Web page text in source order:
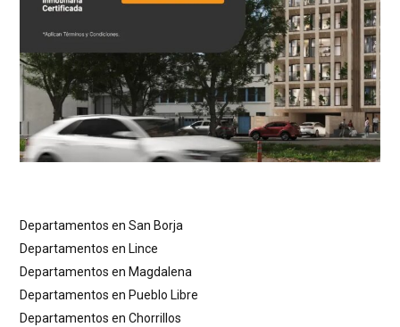
Departamentos en San Borja
Departamentos en Lince
Departamentos en Magdalena
Departamentos en Pueblo Libre
Departamentos en Chorrillos